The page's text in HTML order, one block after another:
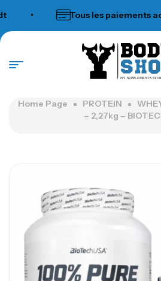
Tous les paiements
N°1 SUPPLEMENTS
Home Page PROTEIN
– 2,27kg –